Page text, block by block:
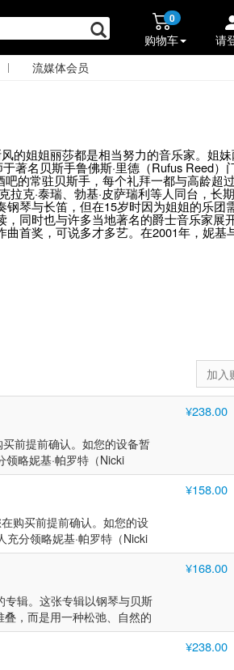
0
购物车 请
| 流媒体会员
的姐姐丽莎都是相当努力的音乐家。姐
著名贝斯手鲁佛斯·里德（Rufus Reed）
的常驻贝斯手，每个礼拜一都与高龄超
克·泰瑞、勃基·皮萨瑞利等人同台，长
琴与长笛，但在15岁时因为姐姐的乐团
同时也与许多当地著名的爵士音乐家展
首奖，可说多才多艺。在2001年，妮基
前提前确认。如您的设备暂
略妮基·帕罗特（Nicki
把空间留给了妮基的声线。
，旋律的起伏和歌词的停顿
。钢琴与贝斯两件乐器铺
。2000年6月，妮基开始在
三重奏的一员。在那期间，
台，也在日后陆续与米歇尔·
，再回到钢琴和贝斯两件乐
），澳大利亚低音提琴
中毕业后进入新南威尔士音
·诺克（Mike Nock）、萨克
（Chuck Findley）在澳大利
¥238.00
购买前提前确认。如您的设
分领略妮基·帕罗特（Nicki
把空间留给了妮基的声线。
，旋律的起伏和歌词的停顿
。钢琴与贝斯两件乐器铺
。2000年6月，妮基开始在
三重奏的一员。在那期间，
台，也在日后陆续与米歇尔·
，再回到钢琴和贝斯两件乐
¥158.00
专辑。这张专辑以钢琴与贝斯
，而是用一种松弛、自然的
琴与贝斯的配合始终托着她
乐部的角落里，听她唱完一
奇吉他手莱斯·保罗（Les
¥168.00
¥238.00